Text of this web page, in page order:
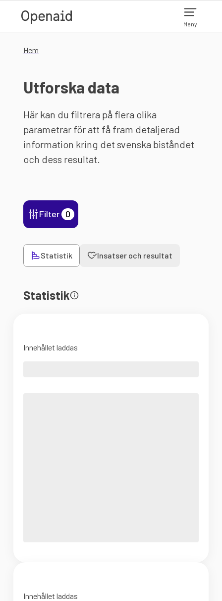
Meny
Hem
Utforska data
Här kan du filtrera på flera olika
parametrar för att få fram detaljerad
information kring det svenska biståndet
och dess resultat.
Filter 0
Statistik Insatser och resultat
Statistik
Innehållet laddas
Innehållet laddas